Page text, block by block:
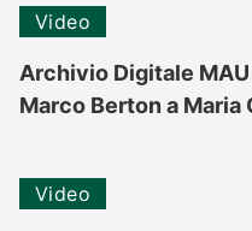
Video
Archivio Digitale
Marco Berton a
Video